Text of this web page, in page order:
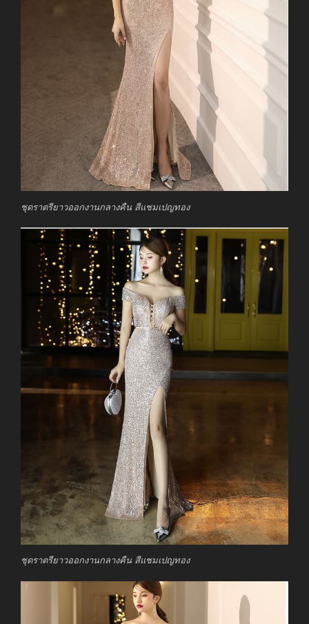
ชุดราตรียาวออกงานกลางคืน สีแชมเปญทอง
ชุดราตรียาวออกงานกลางคืน สีแชมเปญทอง